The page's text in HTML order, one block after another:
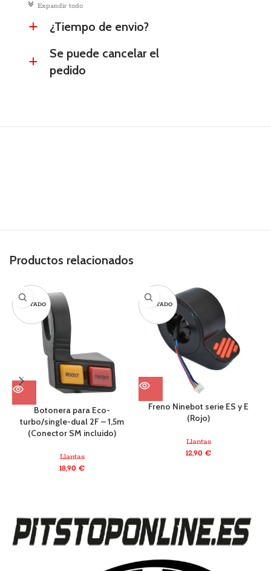
c Expandir todo
a ¿Tiempo de envio?
a
Se puede cancelar el
pedido
Productos relacionados
AGOTADO
Botonera para Eco-
turbo/single-dual 2F – 1,5m
(Conector SM incluido)
Llantas
18,90€
AGOTADO
Freno Ninebot serie ES y E
(Rojo)
Llantas
12,90€